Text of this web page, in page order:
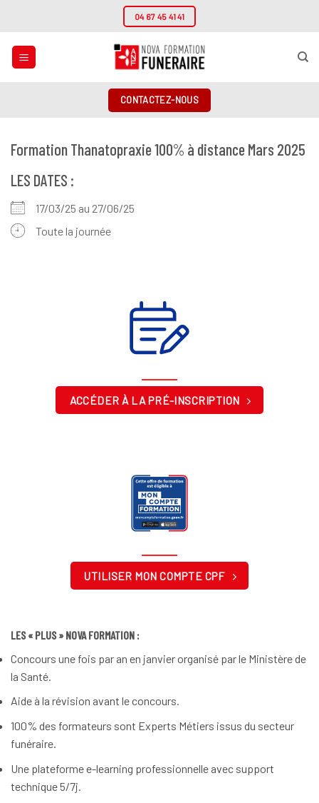
contenu
04 67 45 41 41
CONTACTEZ-NOUS
Formation Thanatopraxie 100% à distance Mars 2025
LES DATES :
17/03/25 au 27/06/25
Toute la journée
ACCÉDER À LA PRÉ-INSCRIPTION
UTILISER MON COMPTE CPF
LES « PLUS » NOVA FORMATION :
Concours une fois par an en janvier organisé par le Ministère de
la Santé.
Aide à la révision avant le concours.
100% des formateurs sont Experts Métiers issus du secteur
funéraire.
Une plateforme e-learning professionnelle avec support
technique 5/7j.